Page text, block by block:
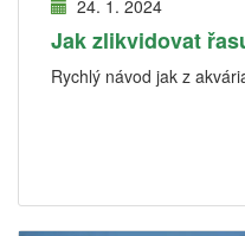
24. 1. 2024
Jak zlikvidovat
Rychlý návod jak z